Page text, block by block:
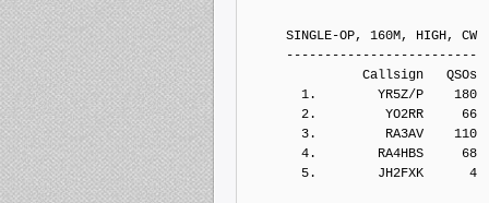
SINGLE-OP, 160M, HIGH, CW
-------------------------
Callsign   QSOs  Points
1.        YR5Z/P    180
2.         YO2RR     66
3.         RA3AV    110
4.        RA4HBS     68
5.        JH2FXK      4